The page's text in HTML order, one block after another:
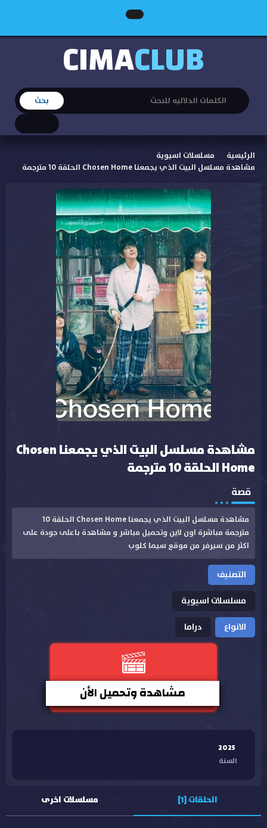
CIMACLUB
الرئيسية
مسلسلات اسيوية
مشاهدة مسلسل البيت الذي يجمعنا Chosen Home الحلقة 10 مترجمة
مشاهدة مسلسل البيت الذي يجمعنا Chosen
Home الحلقة 10 مترجمة
قصة
مشاهدة مسلسل البيت الذي يجمعنا Chosen Home الحلقة 10
مترجمة مباشرة اون لاين وتحميل مباشر و مشاهدة باعلى جودة على
اكثر من سيرفر من موقع سيما كلوب
التصنيف
مسلسلات اسيوية
الانواع
دراما
مشاهدة وتحميل الأن
2025
السنة
الحلقات [1] مسلسلات اخرى